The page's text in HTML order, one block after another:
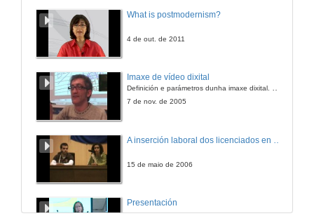
What is postmodernism?
4 de out. de 2011
Imaxe de vídeo dixital
7 de nov. de 2005
15 de maio de 2006
Presentación